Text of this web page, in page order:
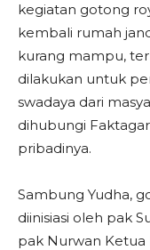
kegiatan gotong
kembali rumah
kurang mampu,
dilakukan untuk
swadaya dari
dihubungi
pribadinya.
Sambung Yudha,
diinisiasi oleh pak
pak Nurwan Ketua